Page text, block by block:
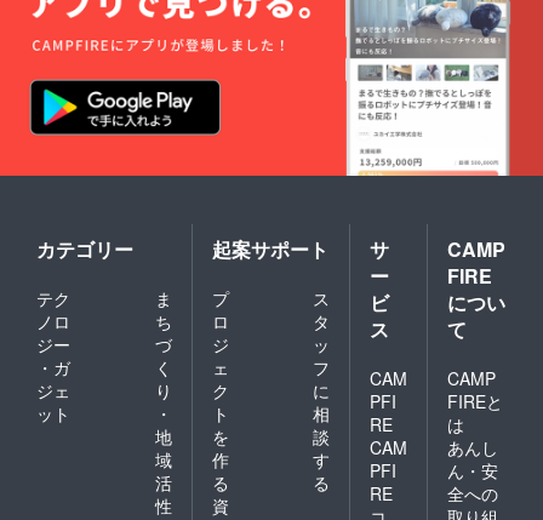
べませ
ん） ・
劇中の
アドリ
ブネタ
シーン
のノー
動画配
1ヶ月程
度・ダ
ロード
不可）
・先行
試写会
会参加
（日時
予定：
2025年
8月の土
2,3,9,10
,16,17,2
カテゴリー
テク
ノロ
ジー
・ガ
ジェ
ット
ま
ち
づ
く
り
・
地
域
活
性
起案サポート
プ
ロ
ジ
ェ
ク
ト
を
作
る
ス
タ
ッ
フ
に
相
談
す
る
資
サ
ー
ビ
ス
CAM
PFI
RE
CAM
PFI
RE
CAMP
FIRE
につい
て
CAMP
FIREと
は
あんし
ん・安
全への